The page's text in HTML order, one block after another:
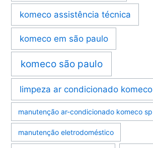
komeco assistência técnica
komeco em são paulo
komeco são paulo
limpeza ar condicionado komeco
manutenção ar-condicionado komeco sp
manutenção eletrodoméstico